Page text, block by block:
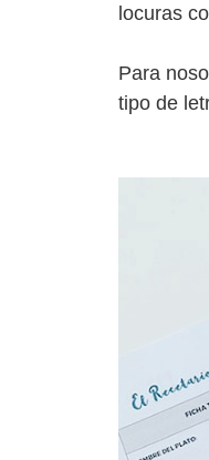
locuras
Para
tipo de